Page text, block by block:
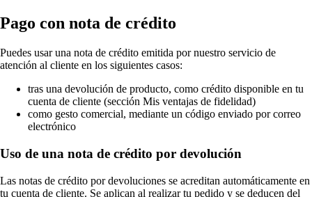
Pago con nota de crédito
Puedes usar una nota de crédito emitida por nuestro servicio de
atención al cliente en los siguientes casos:
tras una devolución de producto, como crédito disponible en tu
cuenta de cliente (sección Mis ventajas de fidelidad)
como gesto comercial, mediante un código enviado por correo
electrónico
Uso de una nota de crédito por devolución
Las notas de crédito por devoluciones se acreditan automáticamente en
tu cuenta de cliente. Se aplican al realizar tu pedido y se deducen del